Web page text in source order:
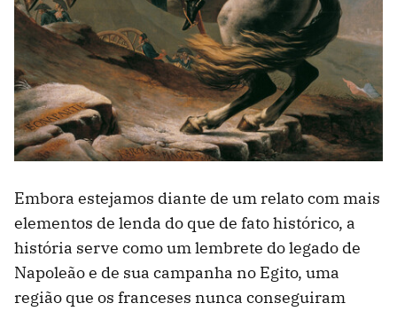
Embora estejamos diante de um relato com mais
elementos de lenda do que de fato histórico, a
história serve como um lembrete do legado de
Napoleão e de sua campanha no Egito, uma
região que os franceses nunca conseguiram